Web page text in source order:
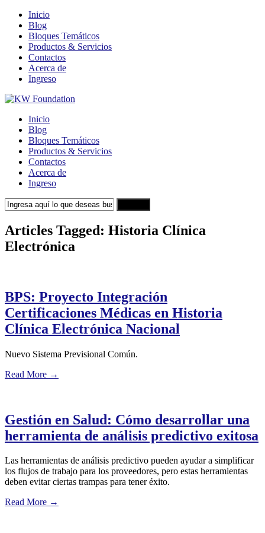
Inicio
Blog
Bloques Temáticos
Productos & Servicios
Contactos
Acerca de
Ingreso
Inicio
Blog
Bloques Temáticos
Productos & Servicios
Contactos
Acerca de
Ingreso
Articles Tagged: Historia Clínica
Electrónica
BPS: Proyecto Integración
Certificaciones Médicas en Historia
Clínica Electrónica Nacional
Nuevo Sistema Previsional Común.
Read More →
Gestión en Salud: Cómo desarrollar una
herramienta de análisis predictivo exitosa
Las herramientas de análisis predictivo pueden ayudar a simplificar
los flujos de trabajo para los proveedores, pero estas herramientas
deben evitar ciertas trampas para tener éxito.
Read More →